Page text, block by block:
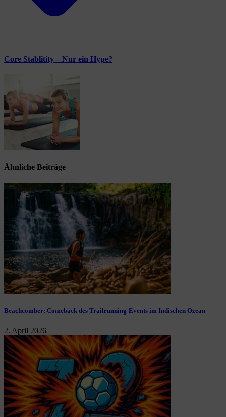
Core Stablitity – Nur ein Hype?
Ähnliche Beiträge
Beachcomber: Comeback des Trailrunning-Events im Indischen Ozean
2. April 2026